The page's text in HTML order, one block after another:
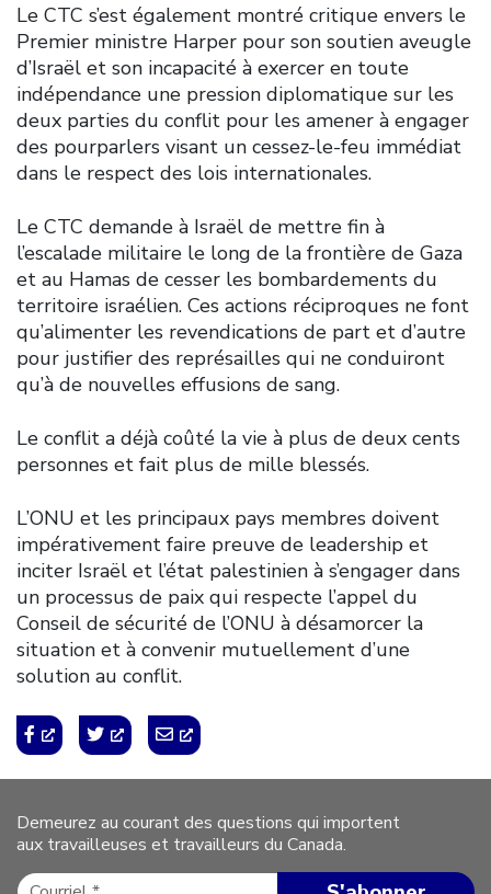
Le CTC s’est également montré critique envers le
Premier ministre Harper pour son soutien aveugle
d’Israël et son incapacité à exercer en toute
indépendance une pression diplomatique sur les
deux parties du conflit pour les amener à engager
des pourparlers visant un cessez-le-feu immédiat
dans le respect des lois internationales.
Le CTC demande à Israël de mettre fin à
l’escalade militaire le long de la frontière de Gaza
et au Hamas de cesser les bombardements du
territoire israélien. Ces actions réciproques ne font
qu’alimenter les revendications de part et d’autre
pour justifier des représailles qui ne conduiront
qu’à de nouvelles effusions de sang.
Le conflit a déjà coûté la vie à plus de deux cents
personnes et fait plus de mille blessés.
L’ONU et les principaux pays membres doivent
impérativement faire preuve de leadership et
inciter Israël et l’état palestinien à s’engager dans
un processus de paix qui respecte l’appel du
Conseil de sécurité de l’ONU à désamorcer la
situation et à convenir mutuellement d’une
solution au conflit.
Demeurez au courant des questions qui importent
aux travailleuses et travailleurs du Canada.